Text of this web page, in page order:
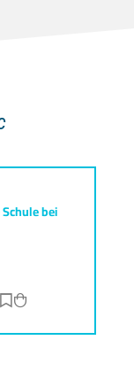
bei
Zur Merkliste